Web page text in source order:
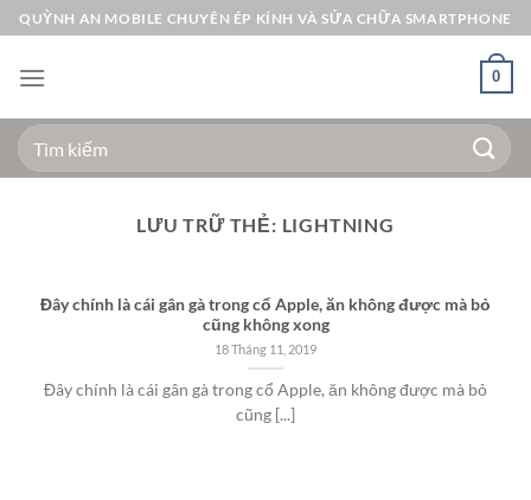
Bỏ
qua
nội
QUỲNH AN MOBILE CHUYÊN ÉP KÍNH VÀ SỬA CHỮA SMARTPHONE
0
Tìm
kiếm:
LƯU TRỮ THẺ: LIGHTNING
Đây chính là cái gân gà trong cổ Apple, ăn không được mà bỏ
cũng không xong
18 Tháng 11, 2019
Đây chính là cái gân gà trong cổ Apple, ăn không được mà bỏ
cũng [...]